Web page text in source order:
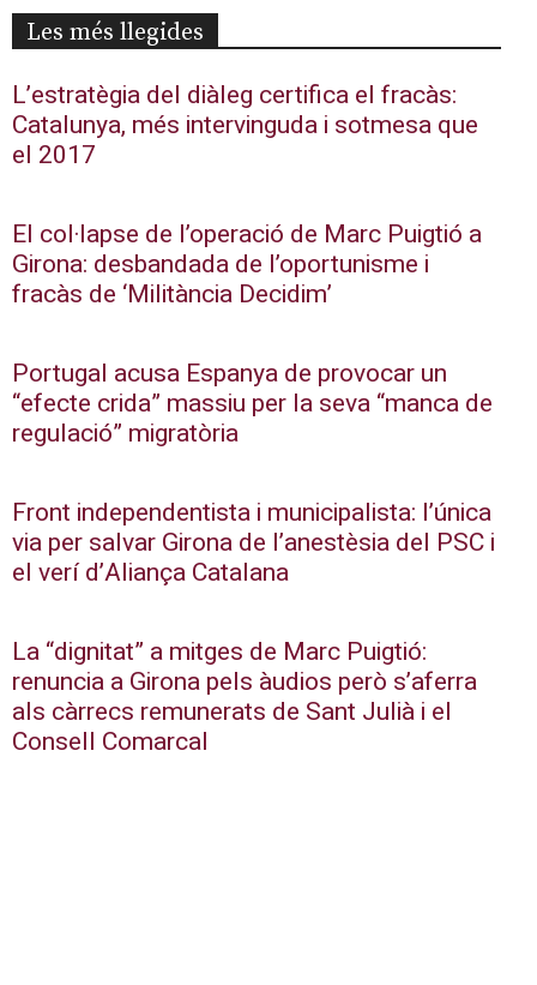
Les més llegides
L’estratègia del diàleg certifica el fracàs:
Catalunya, més intervinguda i sotmesa que
el 2017
El col·lapse de l’operació de Marc Puigtió a
Girona: desbandada de l’oportunisme i
fracàs de ‘Militància Decidim’
Portugal acusa Espanya de provocar un
“efecte crida” massiu per la seva “manca de
regulació” migratòria
Front independentista i municipalista: l’única
via per salvar Girona de l’anestèsia del PSC i
el verí d’Aliança Catalana
La “dignitat” a mitges de Marc Puigtió:
renuncia a Girona pels àudios però s’aferra
als càrrecs remunerats de Sant Julià i el
Consell Comarcal